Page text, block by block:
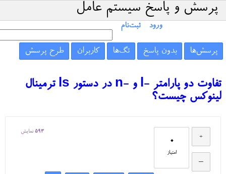
پرسش و پاسخ سیستم عامل
ورود ثبت‌نام
پرسش‌ها بدون پاسخ تگ‌ها کاربران طرح پرسش
تفاوت دو پارامتر -l و -n در دستور ls ترمینال
لینوکس چیست؟
0
امتیاز
593 نمایش